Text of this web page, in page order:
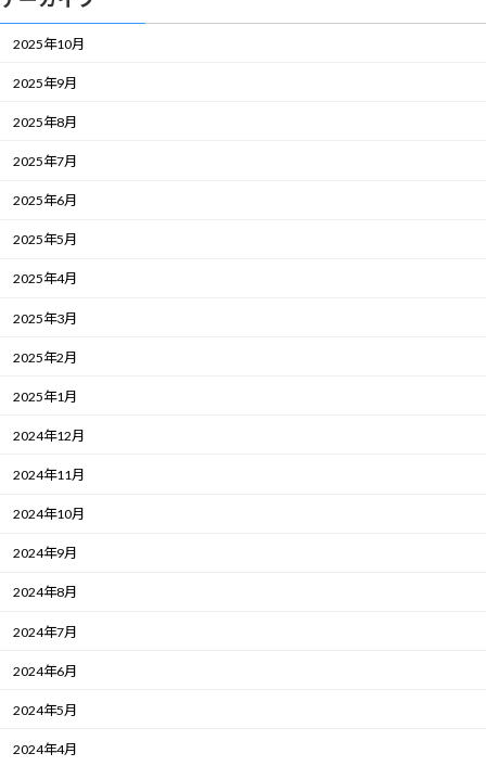
2025年10月
2025年9月
2025年8月
2025年7月
2025年6月
2025年5月
2025年4月
2025年3月
2025年2月
2025年1月
2024年12月
2024年11月
2024年10月
2024年9月
2024年8月
2024年7月
2024年6月
2024年5月
2024年4月